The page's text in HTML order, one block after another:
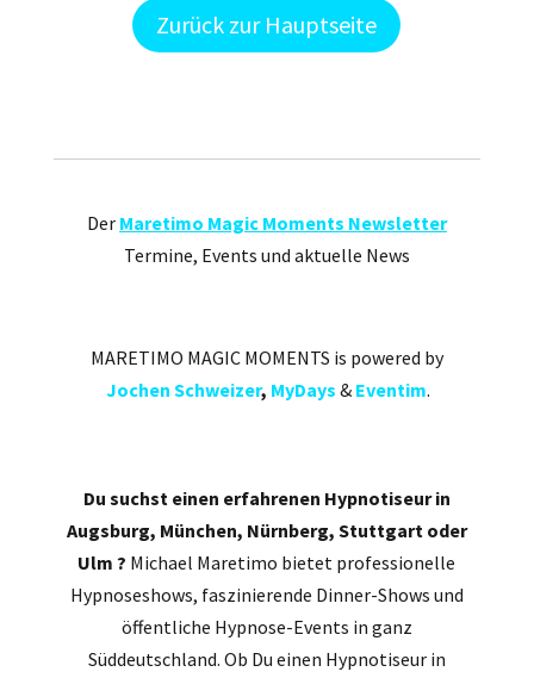
Zurück zur Hauptseite
Der Maretimo Magic Moments Newsletter
Termine, Events und aktuelle News
MARETIMO MAGIC MOMENTS is powered by
Jochen Schweizer, MyDays & Eventim.
Du suchst einen erfahrenen Hypnotiseur in
Augsburg, München, Nürnberg, Stuttgart oder
Ulm ? Michael Maretimo bietet professionelle
Hypnoseshows, faszinierende Dinner-Shows und
öffentliche Hypnose-Events in ganz
Süddeutschland. Ob Du einen Hypnotiseur in